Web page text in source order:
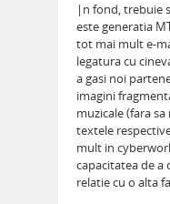
|n fond, trebuie
este generatia
tot mai mult e-
legatura cu
a gasi noi
imagini
muzicale (fara
textele
mult in
capacitatea de a
relatie cu o alta